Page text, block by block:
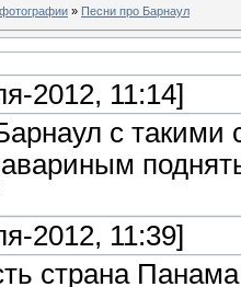
» Песни про Барнаул
2012, 11:14]
с такими
2012, 11:39]
страна